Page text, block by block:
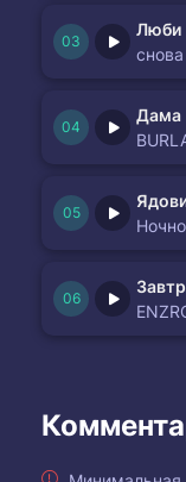
Люби
Дама